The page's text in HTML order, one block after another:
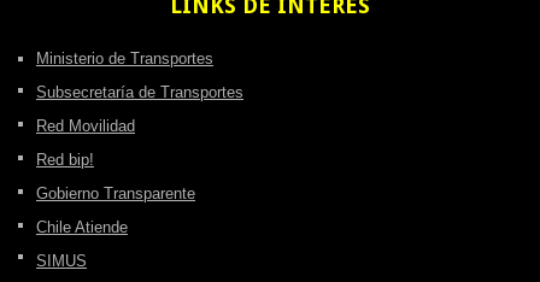
LINKS DE INTERÉS
Ministerio de Transportes
Subsecretaría de Transportes
Red Movilidad
Red bip!
Gobierno Transparente
Chile Atiende
SIMUS